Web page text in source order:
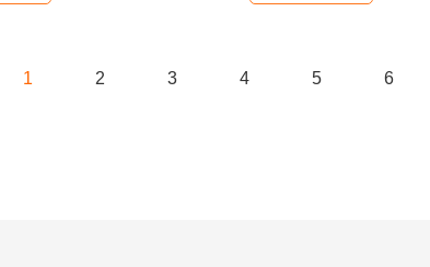
1 2 3 4 5 6